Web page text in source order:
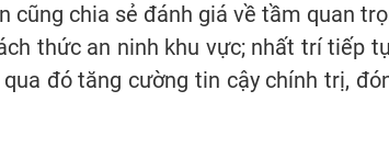
cũng chia sẻ đánh giá về tầm quan
thức an ninh khu vực; nhất trí tiếp
đó tăng cường tin cậy chính trị,